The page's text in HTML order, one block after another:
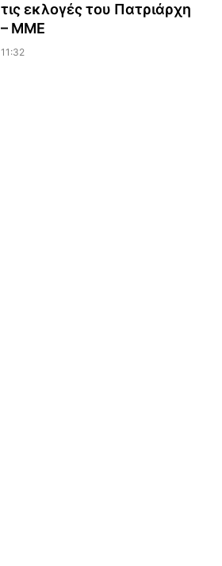
τις εκλογές του Πατριάρχη
– ΜΜΕ
11:32